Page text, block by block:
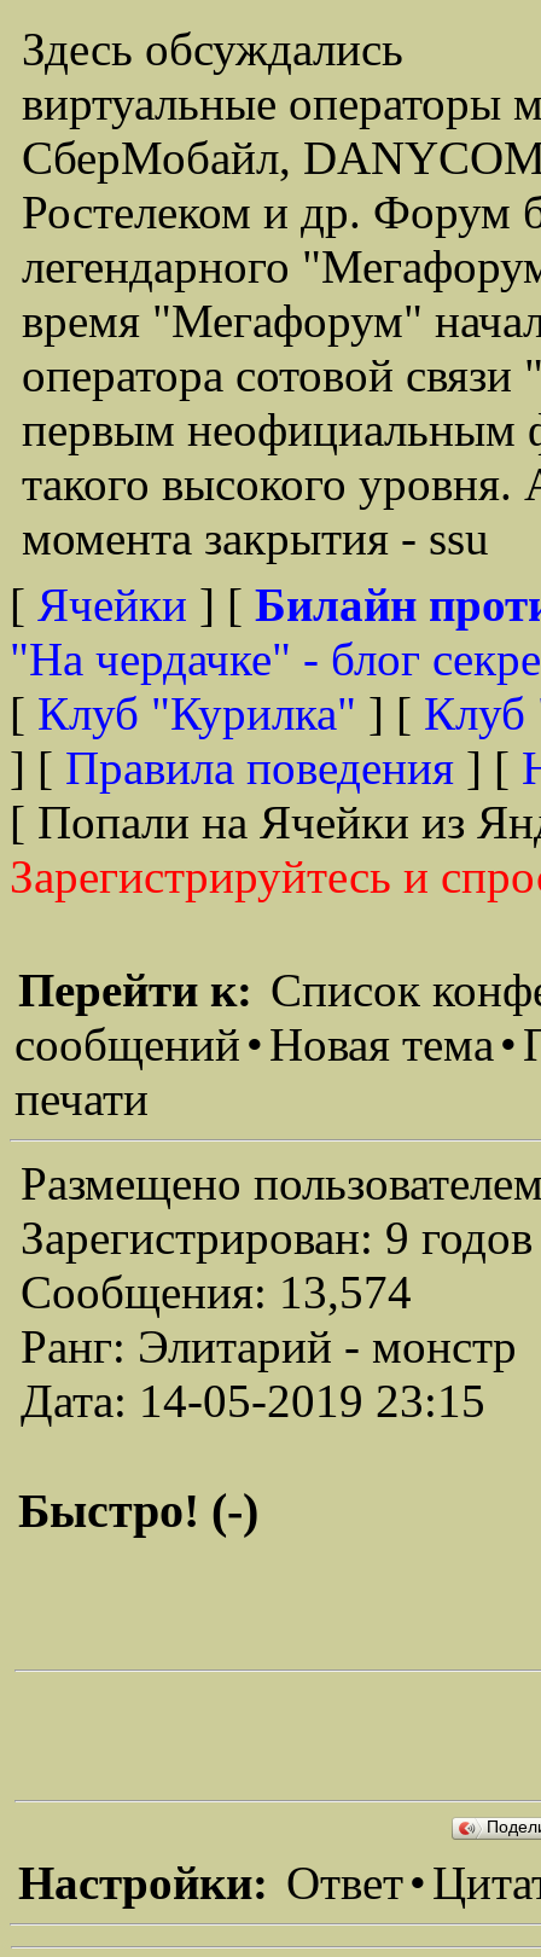
Здесь обсуждались
виртуальные операторы
СберМобайл,
Ростелеком и др. Форум
легендарного
время "Мегафорум"
оператора сотовой
первым неофициальным
такого высокого
момента закрытия - ssu
[ Ячейки ] [ Билайн
"На чердачке" - блог
[ Клуб "Курилка" ] [ Клуб
] [ Правила поведения ] [
[ Попали на Ячейки из
Зарегистрируйтесь и
Перейти к: Список
сообщений•Новая тема•
печати
Размещено
Зарегистрирован: 9
Сообщения: 13,574
Ранг: Элитарий - монстр
Дата: 14-05-2019 23:15
Быстро! (-)
Настройки: Ответ•